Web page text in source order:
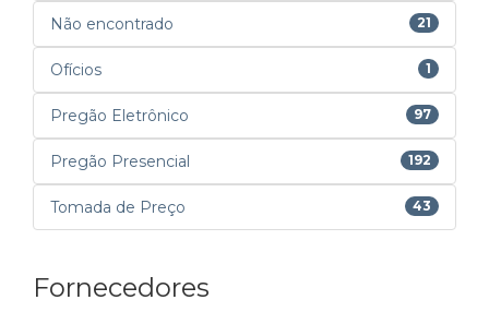
Não encontrado 21
Ofícios 1
Pregão Eletrônico 97
Pregão Presencial 192
Tomada de Preço 43
Fornecedores